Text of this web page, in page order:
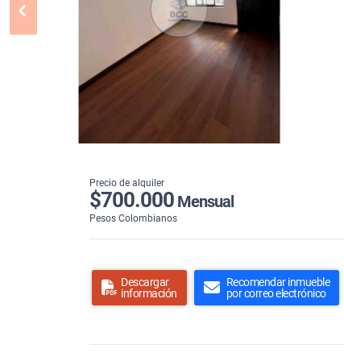
Precio de alquiler
$700.000 Mensual
Pesos Colombianos
Descargar
información
Recomendar inmueble
por correo electrónico